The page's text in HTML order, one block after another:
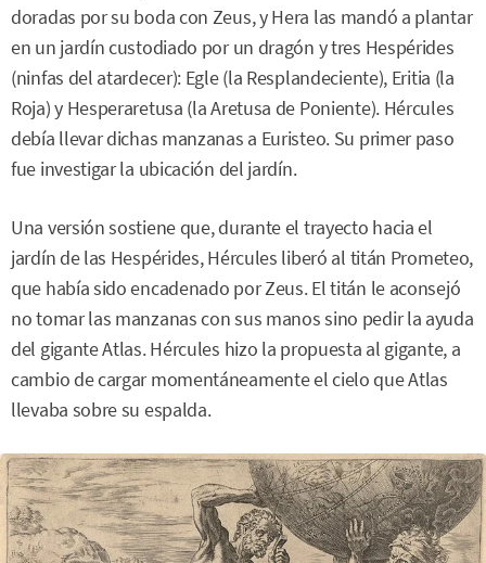
doradas por su boda con Zeus, y Hera las mandó a plantar
en un jardín custodiado por un dragón y tres Hespérides
(ninfas del atardecer): Egle (la Resplandeciente), Eritia (la
Roja) y Hesperaretusa (la Aretusa de Poniente). Hércules
debía llevar dichas manzanas a Euristeo. Su primer paso
fue investigar la ubicación del jardín.
Una versión sostiene que, durante el trayecto hacia el
jardín de las Hespérides, Hércules liberó al titán Prometeo,
que había sido encadenado por Zeus. El titán le aconsejó
no tomar las manzanas con sus manos sino pedir la ayuda
del gigante Atlas. Hércules hizo la propuesta al gigante, a
cambio de cargar momentáneamente el cielo que Atlas
llevaba sobre su espalda.